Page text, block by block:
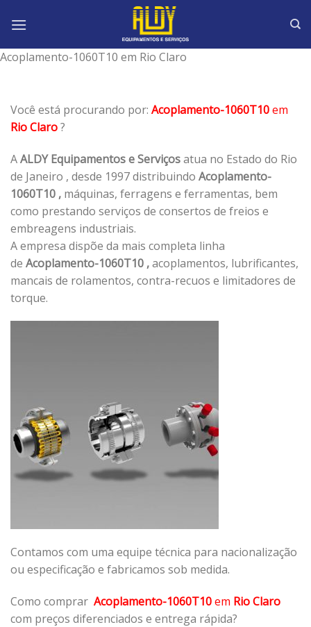
Acoplamento-1060T10 em Rio Claro
Você está procurando por: Acoplamento-1060T10em
Rio Claro?
AALDY Equipamentos e Serviçosatua no Estado do Rio
de Janeiro , desde 1997 distribuindo Acoplamento-
1060T10 , máquinas, ferragens e ferramentas, bem
como prestando serviços de consertos de freios e
embreagens industriais.
A empresa dispõe da mais completa linha
de Acoplamento-1060T10 ,acoplamentos, lubrificantes,
mancais de rolamentos, contra-recuos e limitadores de
torque.
Contamos com uma equipe técnica para nacionalização
ou especificação e fabricamos sob medida.
Como comprar Acoplamento-1060T10em Rio Claro
com preços diferenciados e entrega rápida?